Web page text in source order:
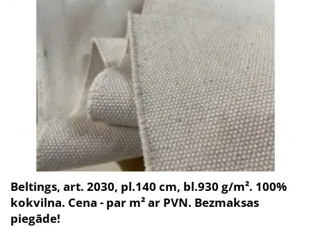
Beltings, art. 2030, pl.140 cm, bl.930 g/m². 100%
kokvilna. Cena - par m² ar PVN. Bezmaksas
piegāde!